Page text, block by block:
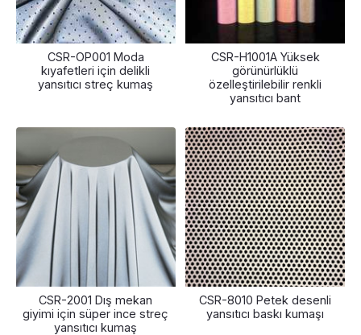
CSR-OP001 Moda
kıyafetleri için delikli
yansıtıcı streç kumaş
CSR-H1001A Yüksek
görünürlüklü
özelleştirilebilir renkli
yansıtıcı bant
CSR-2001 Dış mekan
giyimi için süper ince streç
yansıtıcı kumaş
CSR-8010 Petek desenli
yansıtıcı baskı kumaşı